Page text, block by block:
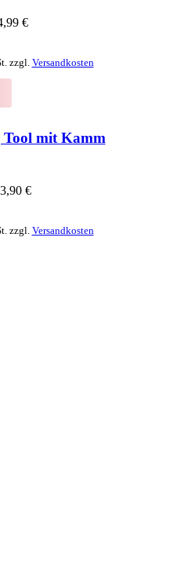
€
zzgl. Versandkosten
mit Kamm
€
zzgl. Versandkosten